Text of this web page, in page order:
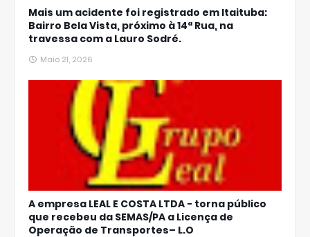
Mais um acidente foi registrado em Itaituba:
Bairro Bela Vista, próximo à 14ª Rua, na
travessa com a Lauro Sodré.
Maio 21, 2026
A empresa LEAL E COSTA LTDA - torna público
que recebeu da SEMAS/PA a Licença de
Operação de Transportes– L.O